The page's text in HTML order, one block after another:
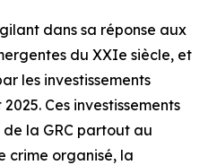
dans sa réponse aux
du XXIe siècle, et
les investissements
Ces investissements
la GRC partout au
crime organisé, la